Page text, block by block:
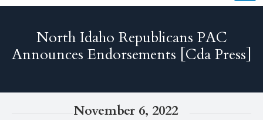
North Idaho Republicans PAC
Announces Endorsements [Cda Press]
November 6, 2022